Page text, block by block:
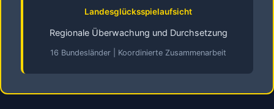
Landesglücksspielaufsicht
Regionale Überwachung und Durchsetzung
16 Bundesländer | Koordinierte Zusammenarbeit